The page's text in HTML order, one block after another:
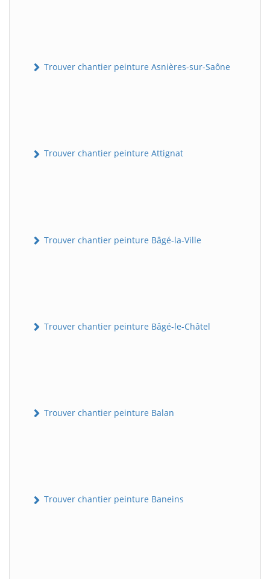
Trouver chantier peinture Asnières-sur-Saône
Trouver chantier peinture Attignat
Trouver chantier peinture Bâgé-la-Ville
Trouver chantier peinture Bâgé-le-Châtel
Trouver chantier peinture Balan
Trouver chantier peinture Baneins